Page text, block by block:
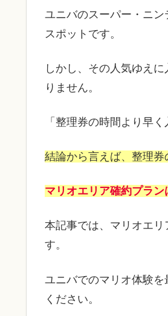
ユニバのスーパー・ニ
スポットです。
しかし、その人気ゆえ
りません。
「整理券の時間より早
結論から言えば、整理券
マリオエリア確約プラ
本記事では、マリオエ
す。
ユニバでのマリオ体験
ください。